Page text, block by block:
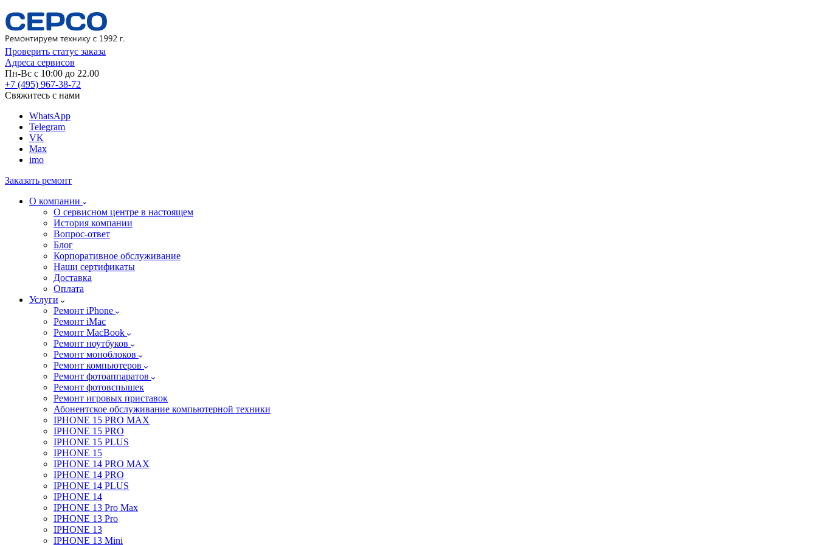
Проверить статус заказа
Адреса сервисов
Пн-Вс с 10:00 до 22.00
+7 (495) 967-38-72
Свяжитесь с нами
WhatsApp
Telegram
VK
Max
imo
Заказать ремонт
О компании
О сервисном центре в настоящем
История компании
Вопрос-ответ
Блог
Корпоративное обслуживание
Наши сертификаты
Доставка
Оплата
Услуги
Ремонт iPhone
Ремонт iMac
Ремонт MacBook
Ремонт ноутбуков
Ремонт моноблоков
Ремонт компьютеров
Ремонт фотоаппаратов
Ремонт фотовспышек
Ремонт игровых приставок
Абонентское обслуживание компьютерной техники
IPHONE 15 PRO MAX
IPHONE 15 PRO
IPHONE 15 PLUS
IPHONE 15
IPHONE 14 PRO MAX
IPHONE 14 PRO
IPHONE 14 PLUS
IPHONE 14
IPHONE 13 Pro Max
IPHONE 13 Pro
IPHONE 13
IPHONE 13 Mini